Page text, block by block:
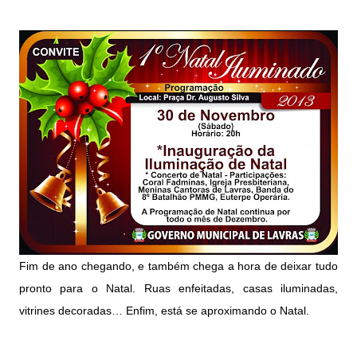
Fim de ano chegando, e também chega a hora de deixar tudo
pronto para o Natal. Ruas enfeitadas, casas iluminadas,
vitrines decoradas… Enfim, está se aproximando o Natal.